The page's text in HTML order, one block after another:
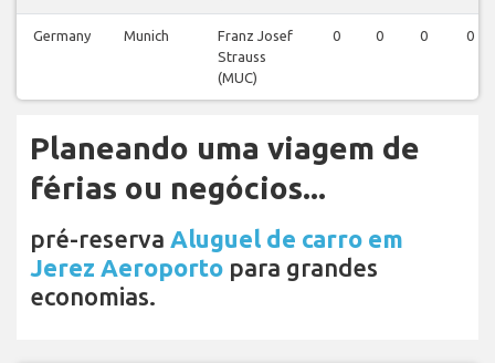
Germany Munich
Franz Josef
Strauss
(MUC)
0 0 0 0
Planeando uma viagem de
férias ou negócios...
pré-reserva Aluguel de carro em
Jerez Aeroporto para grandes
economias.